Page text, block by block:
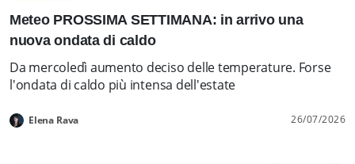
Meteo PROSSIMA SETTIMANA: in arrivo una
nuova ondata di caldo
Da mercoledì aumento deciso delle temperature. Forse
l'ondata di caldo più intensa dell'estate
Elena Rava 26/07/2026